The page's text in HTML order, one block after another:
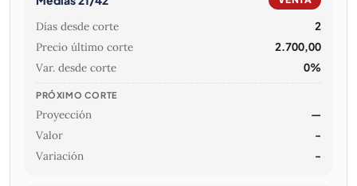
Días desde corte 2
Precio último corte 2.700,00
Var. desde corte 0%
PRÓXIMO CORTE
Proyección —
Valor -
Variación -